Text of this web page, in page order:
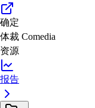
确定
体裁 Comedia
资源
报告